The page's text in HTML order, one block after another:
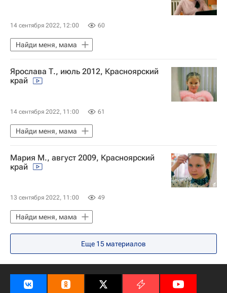
14 сентября 2022, 12:00 60
Найди меня, мама
Ярослава Т., июль 2012, Красноярский
край
14 сентября 2022, 11:00 61
Найди меня, мама
Мария М., август 2009, Красноярский
край
13 сентября 2022, 11:00 49
Найди меня, мама
Еще 15 материалов